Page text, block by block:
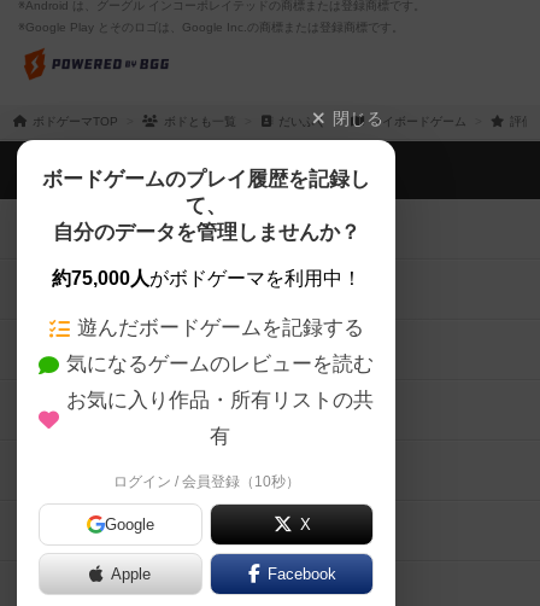
※Android は、グーグル インコーポレイテッドの商標または登録商標です。
※Google Play とそのロゴは、Google Inc.の商標または登録商標です。
ボドゲーマTOP ボドとも一覧 だいふく マイボードゲーム 評価
閉じる
ボードゲームのプレイ履歴を記録し
て、
自分のデータを管理しませんか？
約75,000人がボドゲーマを利用中！
遊んだボードゲームを記録する
気になるゲームのレビューを読む
お気に入り作品・所有リストの共
有
ログイン / 会員登録（10秒）
Google X
Apple Facebook
ボドゲーマTOP
ボードゲームを検索する
ボードゲームの新着レビュー
ボードゲーム会情報
メカニクス特集
掲示板・トピックス
ボドとも・会員一覧
ボードゲーム業界コラム